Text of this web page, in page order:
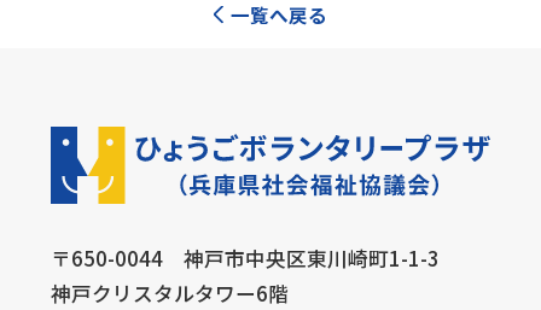
一覧へ戻る
〒650-0044 神戸市中央区東川崎町1-1-3
神戸クリスタルタワー6階